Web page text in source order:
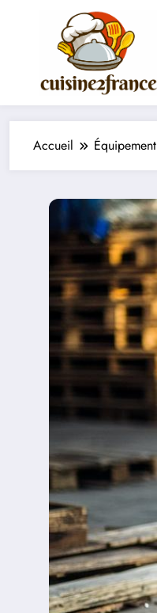
Accueil Équipement